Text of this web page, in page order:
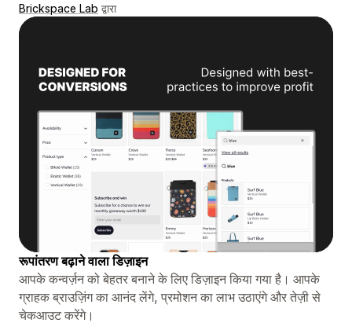
Brickspace Lab द्वारा
रूपांतरण बढ़ाने वाला डिज़ाइन
आपके कन्वर्ज़न को बेहतर बनाने के लिए डिज़ाइन किया गया है। आपके
ग्राहक ब्राउज़िंग का आनंद लेंगे, प्रमोशन का लाभ उठाएंगे और तेज़ी से
चेकआउट करेंगे।